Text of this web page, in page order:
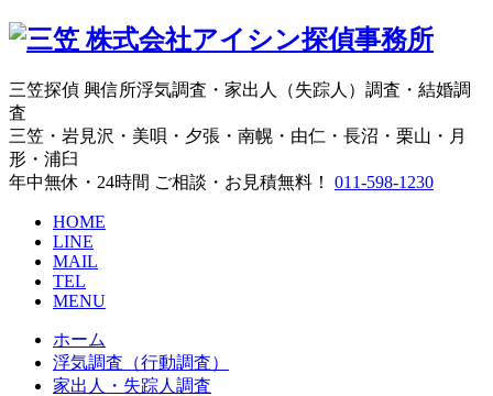
株式会社アイシン探偵事務所
三笠探偵 興信所浮気調査・家出人（失踪人）調査・結婚調
査
三笠・岩見沢・美唄・夕張・南幌・由仁・長沼・栗山・月
形・浦臼
年中無休・24時間 ご相談・お見積無料！
011-598-1230
HOME
LINE
MAIL
TEL
MENU
ホーム
浮気調査（行動調査）
家出人・失踪人調査